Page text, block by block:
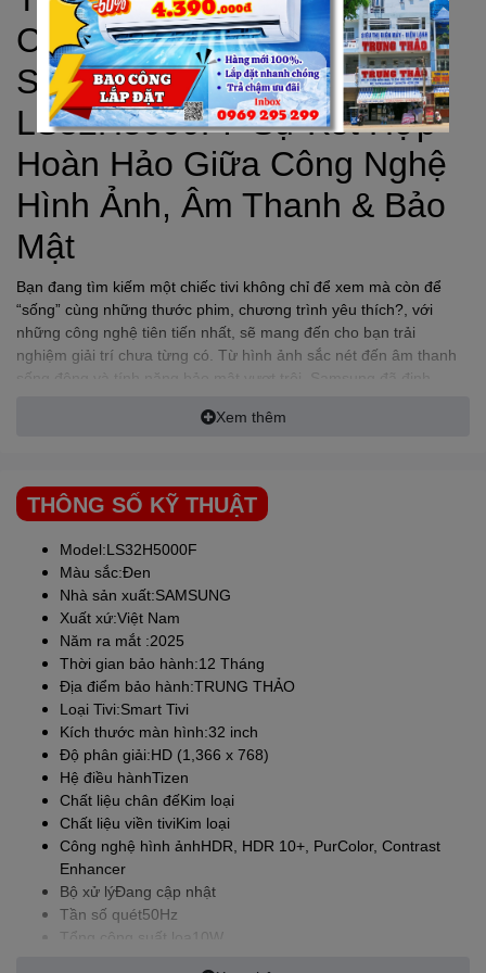
Cao Với Smart Tivi
SAMSUNG32 Inch
LS32H5000F: Sự Kết Hợp
Hoàn Hảo Giữa Công Nghệ
Hình Ảnh, Âm Thanh & Bảo
Mật
Bạn đang tìm kiếm một chiếc tivi không chỉ để xem mà còn để
“sống” cùng những thước phim, chương trình yêu thích?, với
những công nghệ tiên tiến nhất, sẽ mang đến cho bạn trải
nghiệm giải trí chưa từng có. Từ hình ảnh sắc nét đến âm thanh
sống động và tính năng bảo mật vượt trội, Samsung đã định
Đắm Chìm Trong Thế Giới Hình
Ảnh Tuyệt Mỹ
Hình ảnh là yếu tố quan trọng nhất của mọi trải nghiệm xem, và
tivi LS32H5000F hiểu điều đó hơn ai hết.
HDR (High Dynamic Range) – Sắc Nét Đến Từng Chi Tiết:
Quên đi những khung hình tối mờ hay quá chói. Công nghệ
HDR mở rộng dải tương phản giữa vùng sáng nhất và tối
nhất, tái tạo màu sắc rực rỡ và chi tiết đáng kinh ngạc. Mọi
cảnh quay, từ bình minh rực rỡ đến đêm tối huyền ảo, đều
được hiển thị chân thực như cuộc sống.
Xem thêm
THÔNG SỐ KỸ THUẬT
Model:LS32H5000F
Màu sắc:Đen
Nhà sản xuất:SAMSUNG
Xuất xứ:Việt Nam
Năm ra mắt :2025
Thời gian bảo hành:12 Tháng
Địa điểm bảo hành:TRUNG THẢO
Loại Tivi:Smart Tivi
Kích thước màn hình:32 inch
Độ phân giải:HD (1,366 x 768)
Hệ điều hànhTizen
Chất liệu chân đếKim loại
Chất liệu viền tiviKim loại
Công nghệ hình ảnhHDR, HDR 10+, PurColor, Contrast
Enhancer
Bộ xử lýĐang cập nhật
Tần số quét50Hz
Tổng công suất loa10W